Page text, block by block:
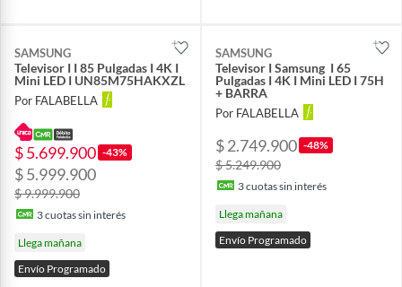
SAMSUNG
Televisor I I 85 Pulgadas I 4K I
Mini LED I UN85M75HAKXZL
Por FALABELLA
$ 5.699.900 -43%
$ 5.999.900
$ 9.999.900
3cuotas sin interés
Llega mañana
Envío Programado
SAMSUNG
Televisor I Samsung I 65
Pulgadas I 4K I Mini LED I 75H
+ BARRA
Por FALABELLA
$ 2.749.900 -48%
$ 5.249.900
3cuotas sin interés
Llega mañana
Envío Programado